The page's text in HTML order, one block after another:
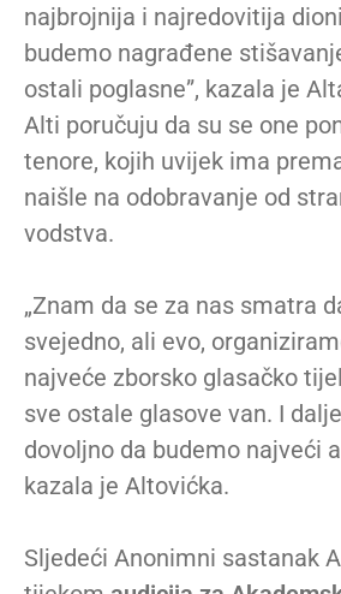
najbrojnija i najredovitija
budemo nagrađene
ostali poglasne”, kazala je
Alti poručuju da su se one
tenore, kojih uvijek ima
naišle na odobravanje od
vodstva.
„Znam da se za nas smatra
svejedno, ali evo,
najveće zborsko glasačko
sve ostale glasove van. I
dovoljno da budemo najveći
kazala je Altovićka.
Sljedeći Anonimni sastanak